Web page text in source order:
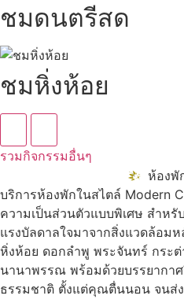
ชมดนตรีสด
ชมหิ่งห้อย
รวมกิจกรรมอื่นๆ
ห้องพั
บริการห้องพักในสไตล์ Modern
ความเป็นส่วนตัวแบบพิเศษ สำหรั
แรงบัลดาลใจมาจากสิ่งแวดล้อม
หิ่งห้อย ดอกลำพู พระจันทร์ กระต่
นานาพรรณ พร้อมด้วยบรรยากา
ธรรมชาติ ตั้งแต่คุณตื่นนอน จนส่